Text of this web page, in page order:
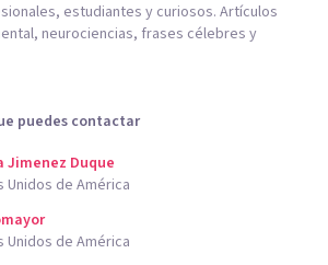
estudiantes y curiosos. Artículos
neurociencias, frases célebres y
puedes contactar
Jimenez Duque
Unidos de América
Unidos de América